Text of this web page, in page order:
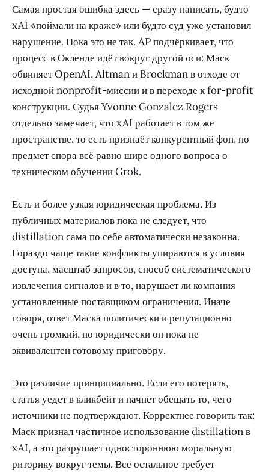
Самая простая ошибка здесь — сразу написать, будто
xAI «поймали на краже» или будто суд уже установил
нарушение. Пока это не так. AP подчёркивает, что
процесс в Окленде идёт вокруг другой оси: Маск
обвиняет OpenAI, Altman и Brockman в отходе от
исходной nonprofit-миссии и в переходе к for-profit
конструкции. Судья Yvonne Gonzalez Rogers
отдельно замечает, что xAI работает в том же
пространстве, то есть признаёт конкурентный фон, но
предмет спора всё равно шире одного вопроса о
техническом обучении Grok.
Есть и более узкая юридическая проблема. Из
публичных материалов пока не следует, что
distillation сама по себе автоматически незаконна.
Гораздо чаще такие конфликты упираются в условия
доступа, масштаб запросов, способ систематического
извлечения сигналов и в то, нарушает ли компания
установленные поставщиком ограничения. Иначе
говоря, ответ Маска политически и репутационно
очень громкий, но юридически он пока не
эквивалентен готовому приговору.
Это различие принципиально. Если его потерять,
статья уедет в кликбейт и начнёт обещать то, чего
источники не подтверждают. Корректнее говорить так:
Маск признал частичное использование distillation в
xAI, а это разрушает одностороннюю моральную
риторику вокруг темы. Всё остальное требует